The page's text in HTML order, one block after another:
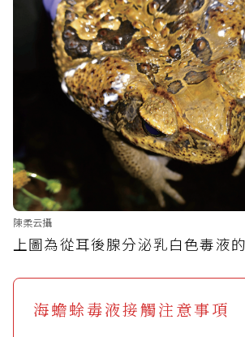
陳柔云攝
上圖為從耳後腺分泌乳白色毒液
海蟾蜍毒液接觸注意事項